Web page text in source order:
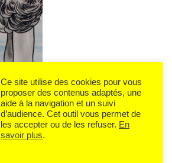
Ce site utilise des cookies pour vous
proposer des contenus adaptés, une
aide à la navigation et un suivi
d’audience. Cet outil vous permet de
les accepter ou de les refuser. En
savoir plus.